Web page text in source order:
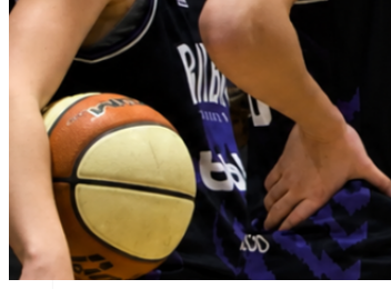
Fomentamosla
alimentación saludable.